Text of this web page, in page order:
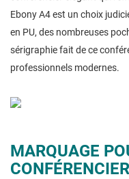
Ebony A4 est un choix
en PU, des nombreuses
sérigraphie fait de ce
professionnels modernes.
MARQUAGE
CONFÉRENCIER